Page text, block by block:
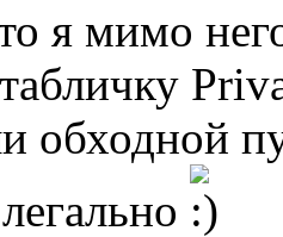
я мимо
обходной